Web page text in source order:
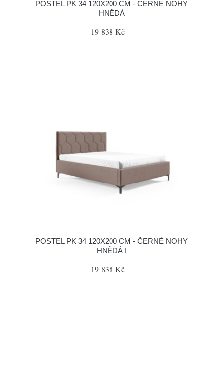
POSTEL PK 34 120X200 CM - ČERNÉ NOHY
HNĚDÁ
19 838 Kč
POSTEL PK 34 120X200 CM - ČERNÉ NOHY
HNĚDÁ I
19 838 Kč